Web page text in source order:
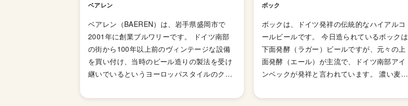
ベアレン
ベアレン（BAEREN）は、岩手県盛岡市で
2001年に創業ブルワリーです。 ドイツ南部
の街から100年以上前のヴィンテージな設備
を買い付け、当時のビール造りの製法を受け
継いでいるというヨーロッパスタイルのクラ
ロゴの熊は、社名（ベアレン：ドイツ語で熊
ボック
ボックは、ドイツ発祥の伝統的なハイアルコ
ールビールです。 今日造られているボックは
下面発酵（ラガー）ビールですが、元々の上
面発酵（エール）が主流で、ドイツ南部アイ
ンベックが発祥と言われています。 濃い麦汁
色、どっしりとした喉越し、ハイアルコー